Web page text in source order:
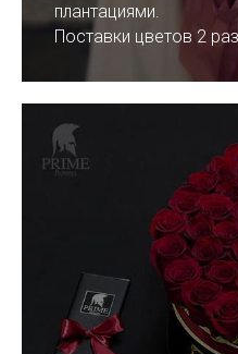
плантациями.
Поставки цветов 2